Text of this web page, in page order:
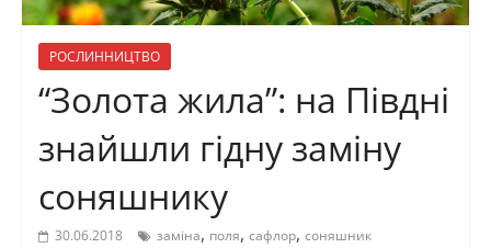
РОСЛИННИЦТВО
“Золота жила”: на Півдні
знайшли гідну заміну
соняшнику
30.06.2018 заміна, поля, сафлор, соняшник